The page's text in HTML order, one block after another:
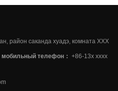
район саканда хуадэ, комната XXX
мобильный телефон： +86-13x xxxx